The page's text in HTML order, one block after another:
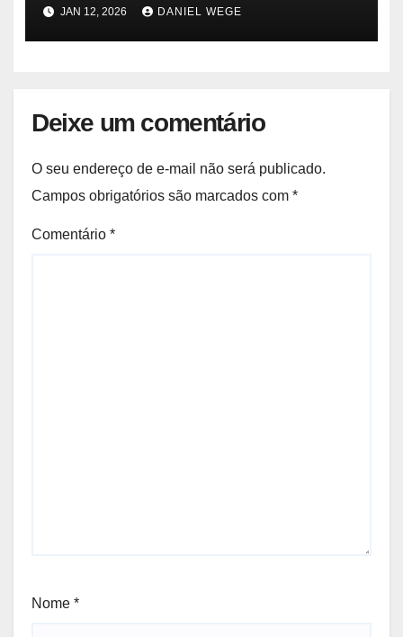
JAN 12, 2026 DANIEL WEGE
Deixe um comentário
O seu endereço de e-mail não será publicado.
Campos obrigatórios são marcados com *
Comentário *
Nome *